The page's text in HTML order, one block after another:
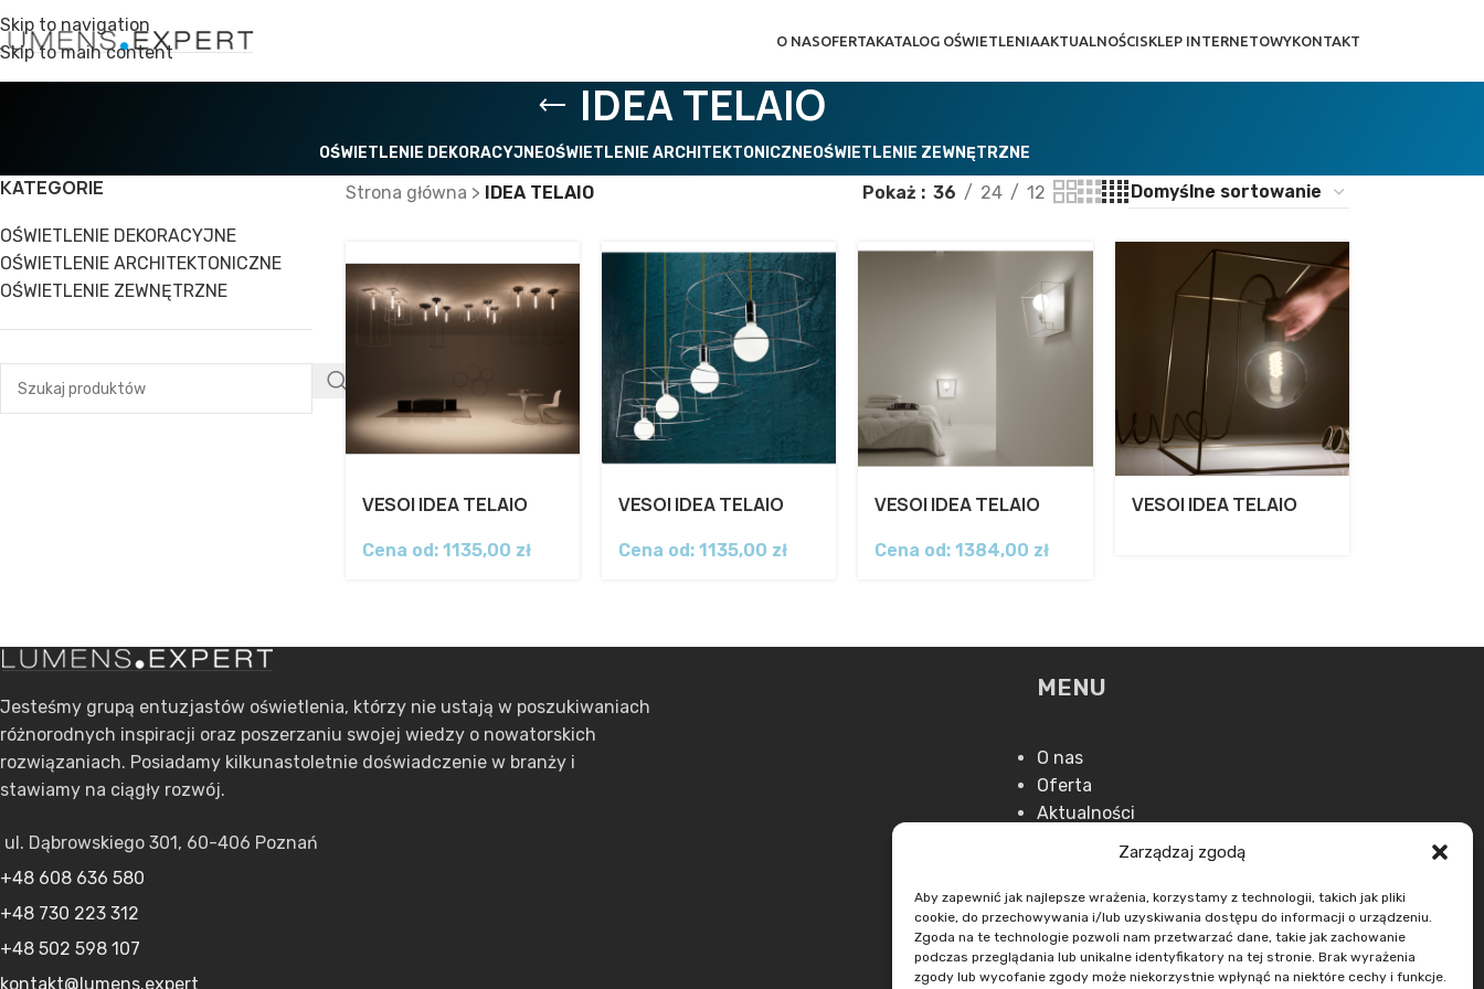
Zarządzaj zgodą
Aby zapewnić jak najlepsze wrażenia, korzystamy z technologii, takich jak pliki
cookie, do przechowywania i/lub uzyskiwania dostępu do informacji o urządzeniu.
Zgoda na te technologie pozwoli nam przetwarzać dane, takie jak zachowanie
podczas przeglądania lub unikalne identyfikatory na tej stronie. Brak wyrażenia
zgody lub wycofanie zgody może niekorzystnie wpłynąć na niektóre cechy i funkcje.
Skip to navigation
Skip to main content
O NASOFERTAKATALOG OŚWIETLENIAAKTUALNOŚCISKLEP INTERNETOWYKONTAKT
IDEA TELAIO
OŚWIETLENIE DEKORACYJNEOŚWIETLENIE ARCHITEKTONICZNEOŚWIETLENIE ZEWNĘTRZNE
KATEGORIE
OŚWIETLENIE DEKORACYJNE
OŚWIETLENIE ARCHITEKTONICZNE
OŚWIETLENIE ZEWNĘTRZNE
Strona główna > IDEA TELAIO Pokaż 36 24 12
VESOI IDEA TELAIO
Cena od: 1135,00 zł
VESOI IDEA TELAIO
Cena od:1135,00 zł
VESOI IDEA TELAIO
Cena od:1384,00 zł
VESOI IDEA TELAIO
Jesteśmy grupą entuzjastów oświetlenia, którzy nie ustają w poszukiwaniach
różnorodnych inspiracji oraz poszerzaniu swojej wiedzy o nowatorskich
rozwiązaniach. Posiadamy kilkunastoletnie doświadczenie w branży i
stawiamy na ciągły rozwój.
ul. Dąbrowskiego 301, 60-406 Poznań
+48 608 636 580
+48 730 223 312
+48 502 598 107
kontakt@lumens.expert
MENU
O nas
Oferta
Aktualności